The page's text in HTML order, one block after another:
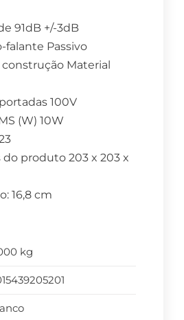
91dB +/-3dB
falante Passivo
Material
100V
(W) 10W
produto 203 x 203 x
16,8 cm
kg